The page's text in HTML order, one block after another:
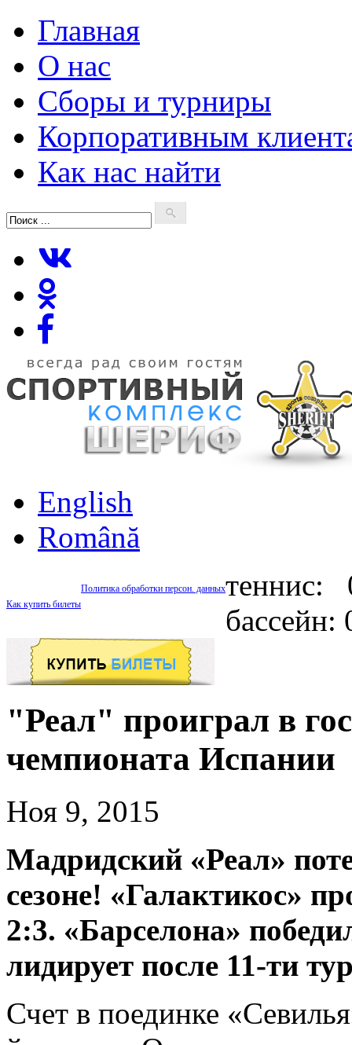
Главная
О нас
Сборы и турниры
Корпоративным
Как нас найти
English
Română
Политика обработки персон. данных
Как купить билеты
теннис:
"Реал" проиграл в
чемпионата Испании
Ноя 9, 2015
Мадридский «Реал»
сезоне! «Галактикос»
2:3. «Барселона»
лидирует после 11-ти
Счет в поединке